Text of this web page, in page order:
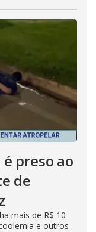
preso ao
de
mais de R$ 10
e outros